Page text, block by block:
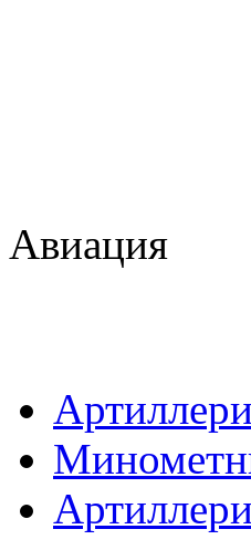
Авиация